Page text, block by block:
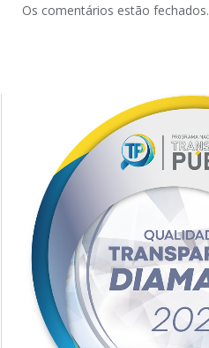
Os comentários estão fechados.